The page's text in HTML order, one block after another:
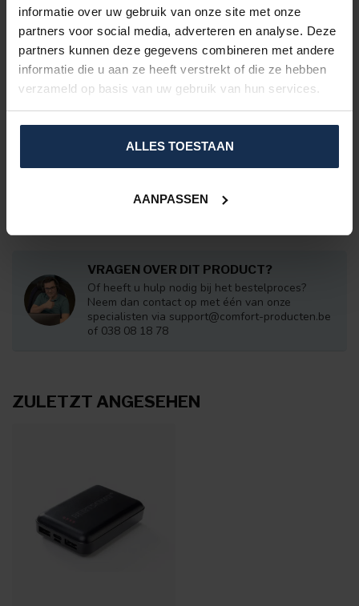
informatie over uw gebruik van onze site met onze
partners voor social media, adverteren en analyse. Deze
partners kunnen deze gegevens combineren met andere
informatie die u aan ze heeft verstrekt of die ze hebben
verzameld op basis van uw gebruik van hun services.
ALLES TOESTAAN
AANPASSEN
ERGÄNZENDE PRODUKTE
BERTSCHAT®
Wattierte Weste Damen –
Doppelte Heizung | USB
Auf Lager
BERTSCHAT®
VRAGEN OVER DIT PRODUCT?
Of heeft u hulp nodig bij het bestelproces?
Neem dan contact op met één van onze
specialisten via support@comfort-producten.be
of 038 08 18 78
ZULETZT ANGESEHEN